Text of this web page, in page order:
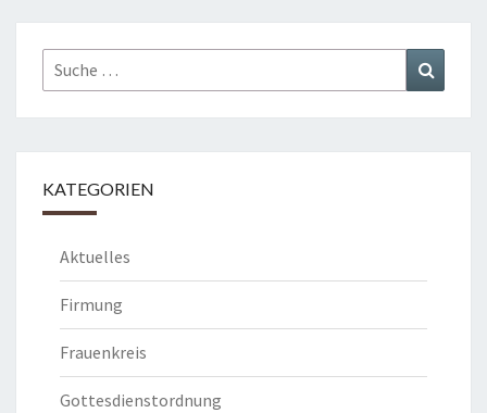
Suche
nach:
KATEGORIEN
Aktuelles
Firmung
Frauenkreis
Gottesdienstordnung